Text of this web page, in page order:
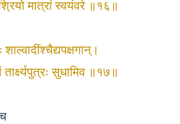
मात्रां स्वयंवरे ॥१६॥
सुधामिव ॥१७॥